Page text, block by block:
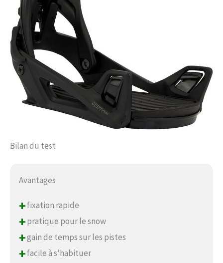
Bilan du test
Avantages
+fixation rapide
+pratique pour le snow
+gain de temps sur les pistes
+facile à s’habituer